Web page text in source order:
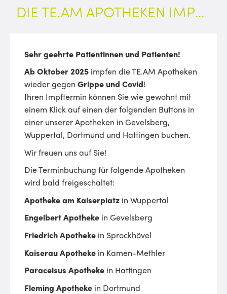
DIE TE.AM APOTHEKEN IMPFEN WIEDER!
Sehr geehrte Patientinnen und Patienten!
Ab Oktober 2025 impfen die TE.AM Apotheken
wieder gegen Grippe und Covid!
Ihren Impftermin können Sie wie gewohnt mit
einem Klick auf einen der folgenden Buttons in
einer unserer Apotheken in Gevelsberg,
Wuppertal, Dortmund und Hattingen buchen.
Wir freuen uns auf Sie!
Die Terminbuchung für folgende Apotheken
wird bald freigeschaltet:
Apotheke am Kaiserplatz in Wuppertal
Engelbert Apotheke in Gevelsberg
Friedrich Apotheke in Sprockhövel
Kaiserau Apotheke in Kamen-Methler
Paracelsus Apotheke in Hattingen
Fleming Apotheke in Dortmund